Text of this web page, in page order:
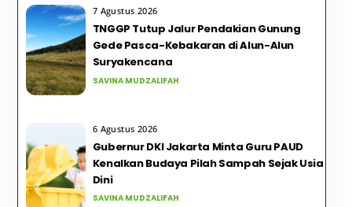
7 Agustus 2026
TNGGP Tutup Jalur Pendakian Gunung
Gede Pasca-Kebakaran di Alun-Alun
Suryakencana
SAVINA MUDZALIFAH
6 Agustus 2026
Gubernur DKI Jakarta Minta Guru PAUD
Kenalkan Budaya Pilah Sampah Sejak Usia
Dini
SAVINA MUDZALIFAH